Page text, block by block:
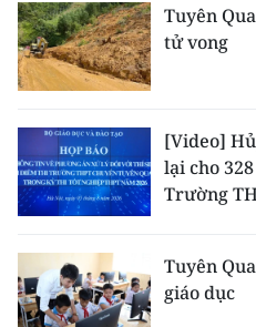
GIÁO DỤC
KHOA HỌC - CÔNG NGHỆ
MÔI TRƯỜNG
BẠN ĐỌC
KIỂM CHỨNG THÔNG TIN
Tuyên
tử vong
[Video]
lại cho
Trường
Tuyên
giáo dục